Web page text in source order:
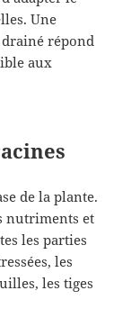
Une
répond
aux
de la plante.
nutriments et
les parties
les
les tiges